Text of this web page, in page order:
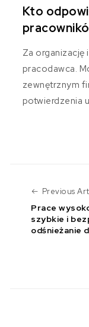
Kto
Za organizację
pracodawca.
zewnętrznym
potwierdzenia
Previous
Prace
szybkie i
odśnieżanie